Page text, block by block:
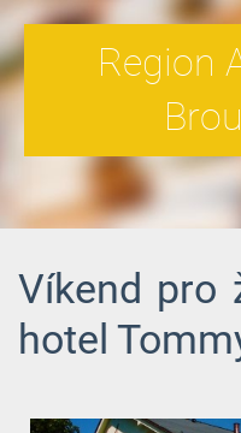
Region
Víkend pro
hotel